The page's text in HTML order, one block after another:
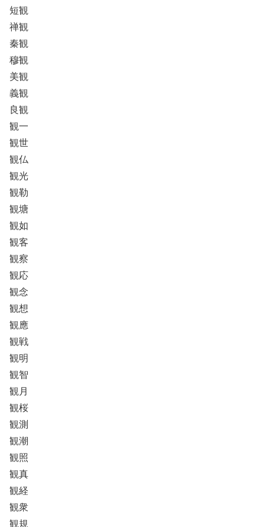
短観
禅観
秦観
穆観
美観
義観
良観
観一
観世
観仏
観光
観勒
観塘
観如
観客
観察
観応
観念
観想
観應
観戦
観明
観智
観月
観桜
観測
観潮
観照
観真
観経
観衆
観規